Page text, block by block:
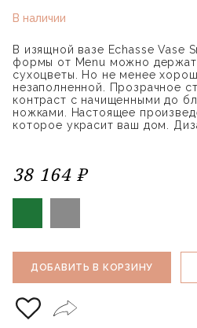
В наличии
В изящной вазе Echasse Vase
формы от Menu можно
сухоцветы. Но не менее
незаполненной. Прозрачное
контраст с начищенными до
ножками. Настоящее
которое украсит ваш дом.
38 164 ₽
ДОБАВИТЬ В КОРЗИНУ